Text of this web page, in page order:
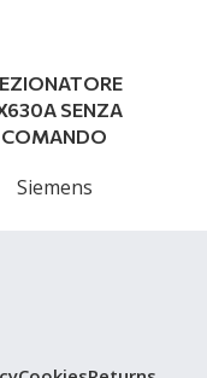
SENZA
COMANDO
Siemens